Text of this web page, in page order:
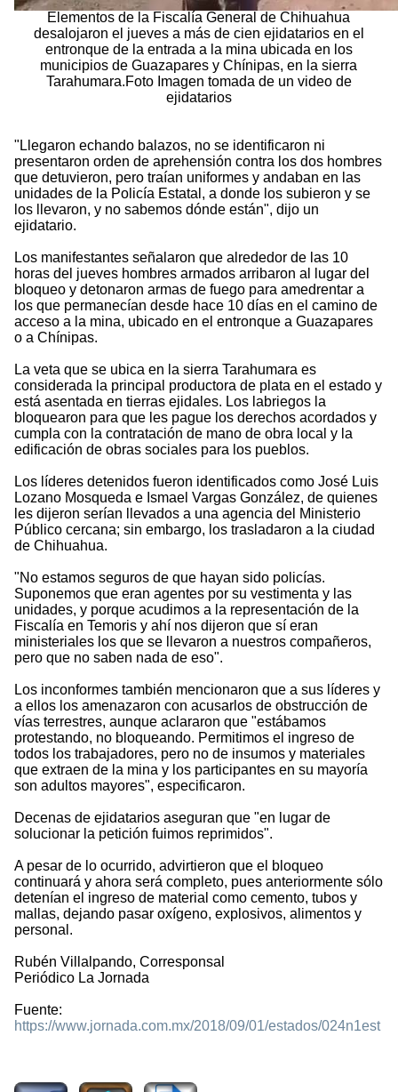
Elementos de la Fiscalía General de Chihuahua
desalojaron el jueves a más de cien ejidatarios en el
entronque de la entrada a la mina ubicada en los
municipios de Guazapares y Chínipas, en la sierra
Tarahumara.Foto Imagen tomada de un video de
ejidatarios
"Llegaron echando balazos, no se identificaron ni
presentaron orden de aprehensión contra los dos hombres
que detuvieron, pero traían uniformes y andaban en las
unidades de la Policía Estatal, a donde los subieron y se
los llevaron, y no sabemos dónde están", dijo un
ejidatario.
Los manifestantes señalaron que alrededor de las 10
horas del jueves hombres armados arribaron al lugar del
bloqueo y detonaron armas de fuego para amedrentar a
los que permanecían desde hace 10 días en el camino de
acceso a la mina, ubicado en el entronque a Guazapares
o a Chínipas.
La veta que se ubica en la sierra Tarahumara es
considerada la principal productora de plata en el estado y
está asentada en tierras ejidales. Los labriegos la
bloquearon para que les pague los derechos acordados y
cumpla con la contratación de mano de obra local y la
edificación de obras sociales para los pueblos.
Los líderes detenidos fueron identificados como José Luis
Lozano Mosqueda e Ismael Vargas González, de quienes
les dijeron serían llevados a una agencia del Ministerio
Público cercana; sin embargo, los trasladaron a la ciudad
de Chihuahua.
"No estamos seguros de que hayan sido policías.
Suponemos que eran agentes por su vestimenta y las
unidades, y porque acudimos a la representación de la
Fiscalía en Temoris y ahí nos dijeron que sí eran
ministeriales los que se llevaron a nuestros compañeros,
pero que no saben nada de eso".
Los inconformes también mencionaron que a sus líderes y
a ellos los amenazaron con acusarlos de obstrucción de
vías terrestres, aunque aclararon que "estábamos
protestando, no bloqueando. Permitimos el ingreso de
todos los trabajadores, pero no de insumos y materiales
que extraen de la mina y los participantes en su mayoría
son adultos mayores", especificaron.
Decenas de ejidatarios aseguran que "en lugar de
solucionar la petición fuimos reprimidos".
A pesar de lo ocurrido, advirtieron que el bloqueo
continuará y ahora será completo, pues anteriormente sólo
detenían el ingreso de material como cemento, tubos y
mallas, dejando pasar oxígeno, explosivos, alimentos y
personal.
Rubén Villalpando, Corresponsal
Periódico La Jornada
Fuente:
https://www.jornada.com.mx/2018/09/01/estados/024n1est